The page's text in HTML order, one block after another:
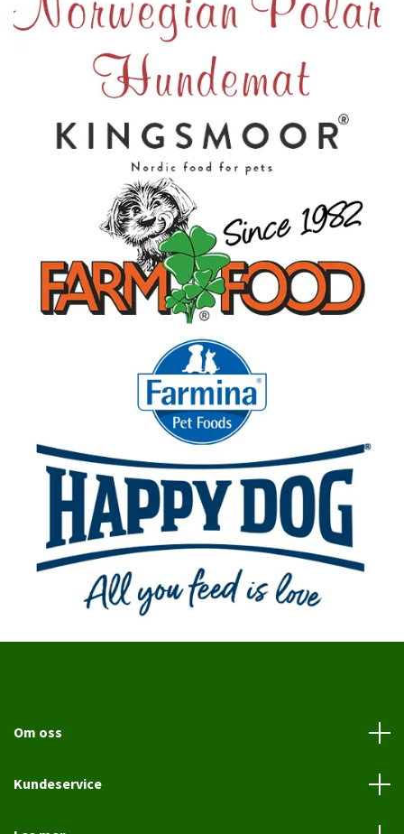
Om oss
Kundeservice